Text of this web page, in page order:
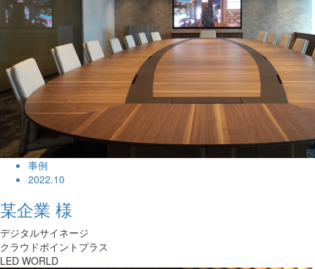
事例
2022.10
某企業 様
デジタルサイネージ
クラウドポイントプラス
LED WORLD